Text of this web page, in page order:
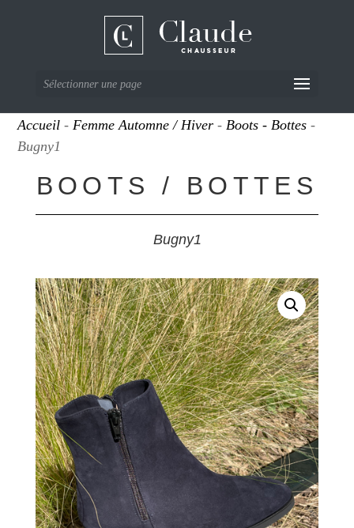
Sélectionner une page
Accueil -Femme Automne / Hiver -Boots - Bottes -
Bugny1
BOOTS / BOTTES
Bugny1